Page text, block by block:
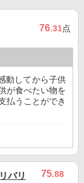
76.31点
動してから子供
が食べたい物を
払うことができ
バリ
75.88